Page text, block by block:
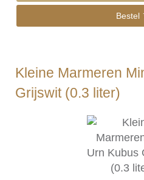
Bestel
Kleine Marmeren
Grijswit (0.3 liter)